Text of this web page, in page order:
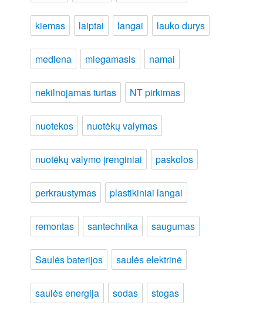
kiemas laiptai langai lauko durys
mediena miegamasis namai
nekilnojamas turtas NT pirkimas
nuotekos nuotėkų valymas
nuotėkų valymo įrenginiai paskolos
perkraustymas plastikiniai langai
remontas santechnika saugumas
Saulės baterijos saulės elektrinė
saulės energija sodas stogas